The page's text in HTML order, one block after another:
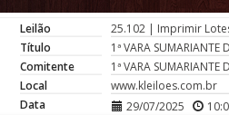
Leilão 25.102 | Imprimir
Título
1ª VARA SUMARIANTE
Comitente
1ª VARA SUMARIANTE
Local
www.kleiloes.com.br
Data
29/07/2025